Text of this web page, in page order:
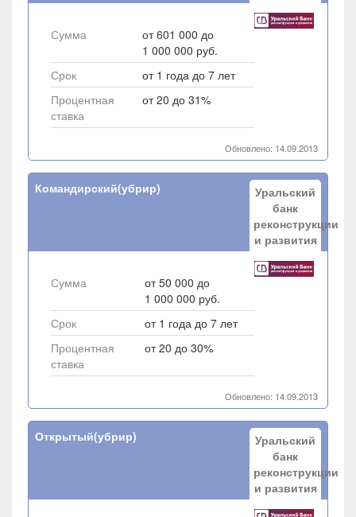
Сумма
от 601 000 до
1 000 000 руб.
Срок
от 1 года до 7 лет
Процентная
ставка
от 20 до 31%
Обновлено: 14.09.2013
Командирский(убрир)
Уральский
банк
реконструкции
и развития
Сумма
от 50 000 до
1 000 000 руб.
Срок
от 1 года до 7 лет
Процентная
ставка
от 20 до 30%
Обновлено: 14.09.2013
Открытый(убрир)
Уральский
банк
реконструкции
и развития